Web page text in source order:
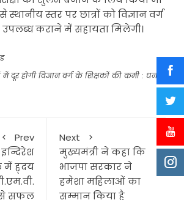
स्तर पर छात्रों को विज्ञान वर्ग
उपलब्ध कराने में सहायता मिलेगी।
में दूर होगी विज्ञान वर्ग के शिक्षकों की कमी : धन
Prev
में ह्दय
सफल
Next
मुख्यमंत्री ने कहा कि
भाजपा सरकार ने
हमेशा महिलाओं का
सम्मान किया है